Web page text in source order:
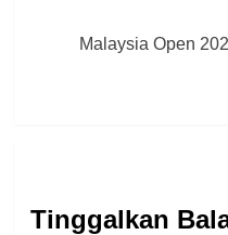
Malaysia Open
Tinggalkan